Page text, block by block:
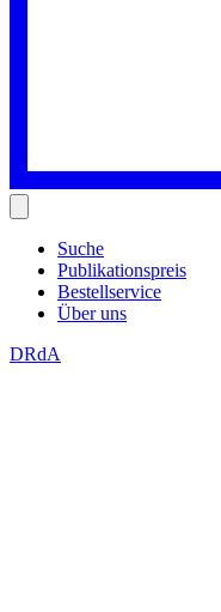
Suche
Publikationspreis
Bestellservice
Über uns
DRdA